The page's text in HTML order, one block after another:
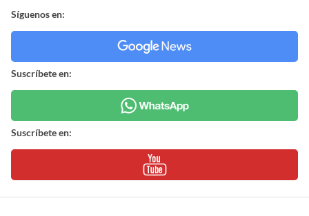
Síguenos en:
Suscríbete en:
Suscríbete en: